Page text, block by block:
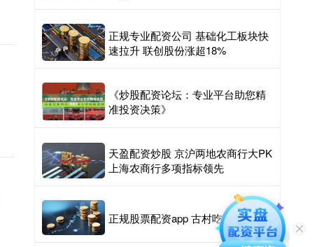
正规专业配资公司 基础化工板块快
速拉升 联创股份涨超18%
《炒股配资论坛：专业平台助您精
准投资决策》
天盈配资炒股 京沪两地农商行大PK
上海农商行多项指标领先
正规股票配资app 古村吃起文旅饭